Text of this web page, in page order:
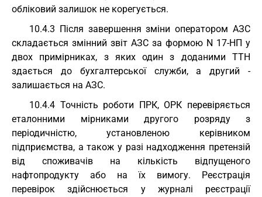
обліковий залишок не корегується.
10.4.3 Після завершення зміни оператором АЗС
складається змінний звіт АЗС за формою N 17-НП у
двох примірниках, з яких один з доданими ТТН
здається до бухгалтерської служби, а другий -
залишається на АЗС.
10.4.4 Точність роботи ПРК, ОРК перевіряється
еталонними мірниками другого розряду з
періодичністю, установленою керівником
підприємства, а також у разі надходження претензій
від споживачів на кількість відпущеного
нафтопродукту або на їх вимогу. Реєстрація
перевірок здійснюється у журналі реєстрації